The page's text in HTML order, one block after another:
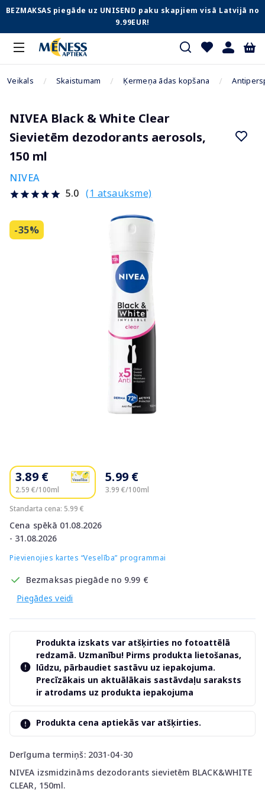
BEZMAKSAS piegāde uz UNISEND paku skapjiem visā Latvijā no
9.99EUR!
Veikals Skaistumam Ķermeņa ādas kopšana
NIVEA Black & White Clear
Sievietēm dezodorants aerosols,
150 ml
NIVEA
5.0 (1 atsauksme)
-35%
3.89 €
2.59 €/100ml
Standarta cena: 5.99 €
Cena spēkā 01.08.2026
- 31.08.2026
5.99 €
3.99 €/100ml
Pievienojies kartes “Veselība” programmai
Bezmaksas piegāde no 9.99 €
Piegādes veidi
Derīguma termiņš: 2031-04-30
NIVEA izsmidzināms dezodorants sievietēm BLACK&WHITE
CLEAR, 150ml.
Produkta izskats var atšķirties no fotoattēlā
redzamā. Uzmanību! Pirms produkta lietošanas,
lūdzu, pārbaudiet sastāvu uz iepakojuma.
Precīzākais un aktuālākais sastāvdaļu saraksts
ir atrodams uz produkta iepakojuma
Produkta cena aptiekās var atšķirties.